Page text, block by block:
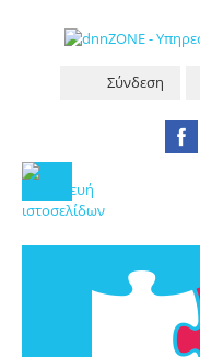
Σύνδεση